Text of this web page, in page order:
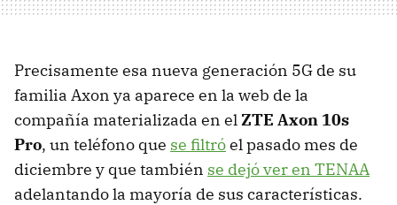
Precisamente esa nueva generación 5G de su
familia Axon ya aparece en la web de la
compañía materializada en elZTE Axon 10s
Pro, un teléfono que se filtróel pasado mes de
diciembre y que también se dejó ver en TENAA
adelantando la mayoría de sus características.